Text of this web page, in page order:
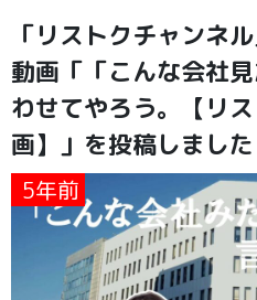
「リストクチャンネ
動画「「こんな会社
わせてやろう。【リ
画】」を投稿しました
5年前